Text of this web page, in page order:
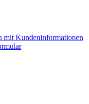
mit Kundeninformationen